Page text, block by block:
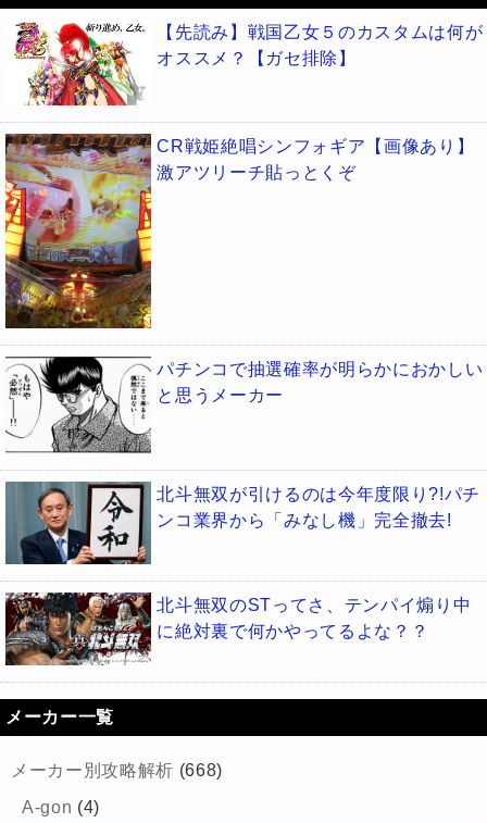
【先読み】戦国乙女５のカスタムは何が
オススメ？【ガセ排除】
CR戦姫絶唱シンフォギア【画像あり】
激アツリーチ貼っとくぞ
パチンコで抽選確率が明らかにおかしい
と思うメーカー
北斗無双が引けるのは今年度限り?!パチ
ンコ業界から「みなし機」完全撤去!
北斗無双のSTってさ、テンパイ煽り中
に絶対裏で何かやってるよな？？
メーカー一覧
メーカー別攻略解析 (668)
A-gon (4)